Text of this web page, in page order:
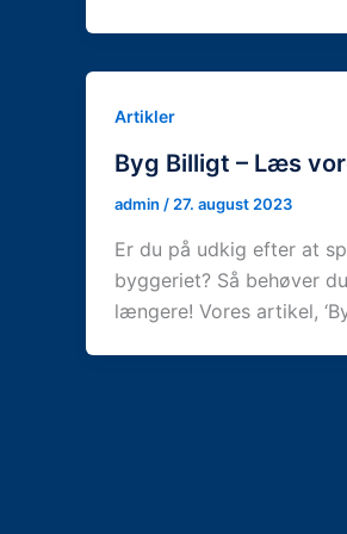
Artikler
Byg Billigt – Læs
admin / 27. august 2023
Er du på udkig efter at
byggeriet? Så behøver
længere! Vores artikel,